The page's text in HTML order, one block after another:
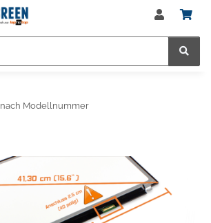
nach Modellnummer